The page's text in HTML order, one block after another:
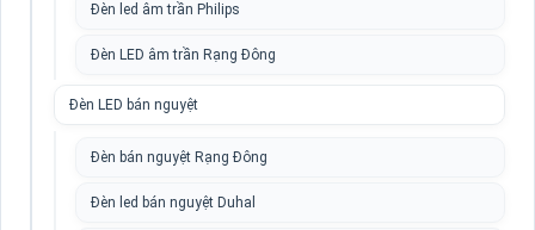
Đèn led âm trần Philips
Đèn LED âm trần Rạng Đông
Đèn LED bán nguyệt
Đèn bán nguyệt Rạng Đông
Đèn led bán nguyệt Duhal